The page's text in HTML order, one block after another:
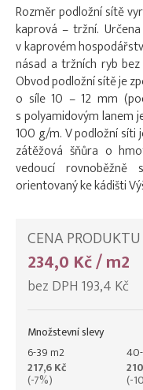
Rozměr podložní sítě
kaprová – tržní.
v kaprovém
násad a tržních ryb
Obvod podložní sítě je
o síle 10 – 12 mm
s polyamidovým lanem
100 g/m. V podložní síti
zátěžová šňůra o
vedoucí
orientovaný ke kádišti
CENA PRODUKTU
234,0 Kč / m2
bez DPH 193,4 Kč
Množstevní slevy
6-39 m2
217,6 Kč
(-7%) (-